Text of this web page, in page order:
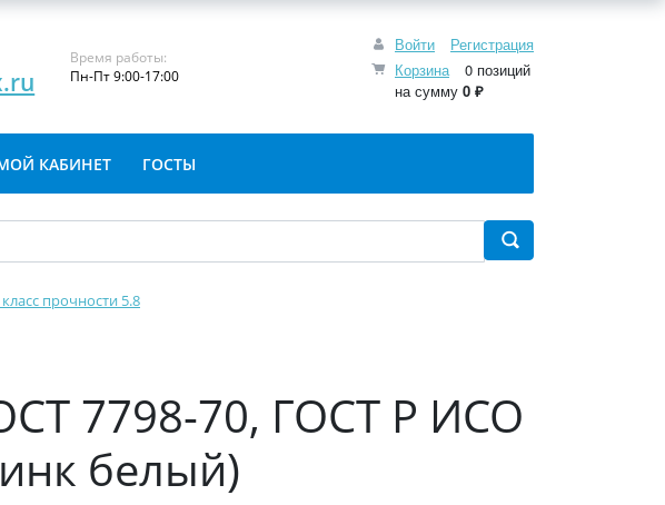
Войти
Регистрация
Корзина
0 позиций
на сумму 0 ₽
Время работы:
Пн-Пт 9:00-17:00
КАБИНЕТ ГОСТЫ
прочности 5.8
7798-70, ГОСТ Р ИСО
белый)